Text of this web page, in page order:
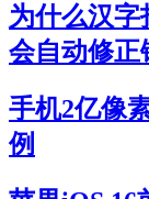
为什么汉
会自动修正
手机2亿像
例